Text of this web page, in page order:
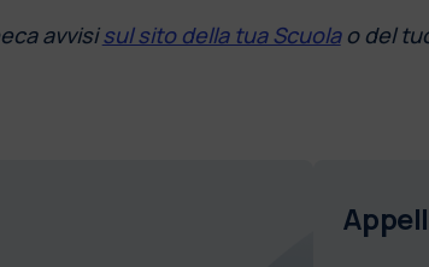
avvisisul sito della tua Scuolao del